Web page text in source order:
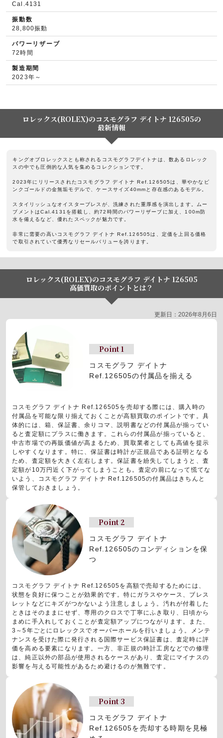
Cal.4131
振動数
28,800振動
パワーリザーブ
72時間
製造期間
2023年～
ロレックス(ROLEX)のコスモグラフ デイトナ 126505の
最新情報
キングオブロレックスとも称されるコスモグラフデイトナは、数あるロレック
スの中でも圧倒的な人気を集めるコレクションです。
2023年にリリースされたコスモグラフ デイトナ Ref.126505は、華やかなピ
ンクゴールドの金無垢モデルで、ケースサイズ40mmと存在感のあるモデル。
スタイリッシュなオイスターブレスが、洗練された重厚感を演出します。ムー
ブメントはCal.4131を搭載し、約72時間のパワーリザーブに加え、100m防
水を備えるなど、優れたスペックが魅力です。
非常に需要の高いコスモグラフ デイトナ Ref.126505は、定価を上回る価格
で取引されていて優秀なリセールバリューを誇ります。
ロレックス(ROLEX)のコスモグラフ デイトナ 126505
高価買取のポイントとは？
更新日：2026年8月6日
Point 1
コスモグラフ デイトナ
Ref.126505の付属品を揃える
コスモグラフ デイトナ Ref.126505を売却する際には、購入時の
付属品を可能な限り揃えておくことが高額買取のポイントです。具
体的には、箱、保証書、余りコマ、説明書などの付属品が揃ってい
ると査定額にプラスに働きます。これらの付属品が揃っていると、
中古市場での再販価値が高まるため、買取業者としても高値を提示
しやすくなります。特に、保証書は時計が正規品である証明となる
ため、査定額を大きく左右します。保証書を紛失してしまうと、査
定額が10万円近く下がってしまうことも。査定の前になって慌てな
いよう、コスモグラフ デイトナ Ref.126505の付属品はきちんと
保管しておきましょう。
Point 2
コスモグラフ デイトナ
Ref.126505のコンディションを保
つ
コスモグラフ デイトナ Ref.126505を高額で売却するためには、
状態を良好に保つことが効果的です。特にガラスやケース、ブレス
レットなどにキズがつかないよう注意しましょう。汚れが付着した
ときはそのままにせず、専用のクロスで丁寧にふき取り、日頃から
まめに手入れしておくことが査定額アップにつながります。また、
3～5年ごとにロレックスでオーバーホールを行いましょう。メンテ
ナンスを受けた際に発行される国際サービス保証書は、査定時に評
価を高める要素になります。一方、非正規の時計工房などでの修理
は、純正以外の部品が使用されるケースがあり、査定にマイナスの
影響を与える可能性があるため避けるのが無難です。
Point 3
コスモグラフ デイトナ
Ref.126505を売却する時期を見極